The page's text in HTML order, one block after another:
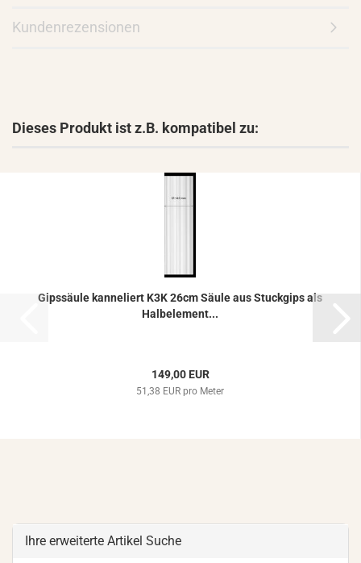
Kundenrezensionen
Dieses Produkt ist z.B. kompatibel zu:
Gips­säu­le kan­ne­liert K3K 26cm Säule aus Stuck­gips als
Halb­ele­ment...
149,00 EUR
51,38 EUR pro Meter
Ihre erweiterte Artikel Suche